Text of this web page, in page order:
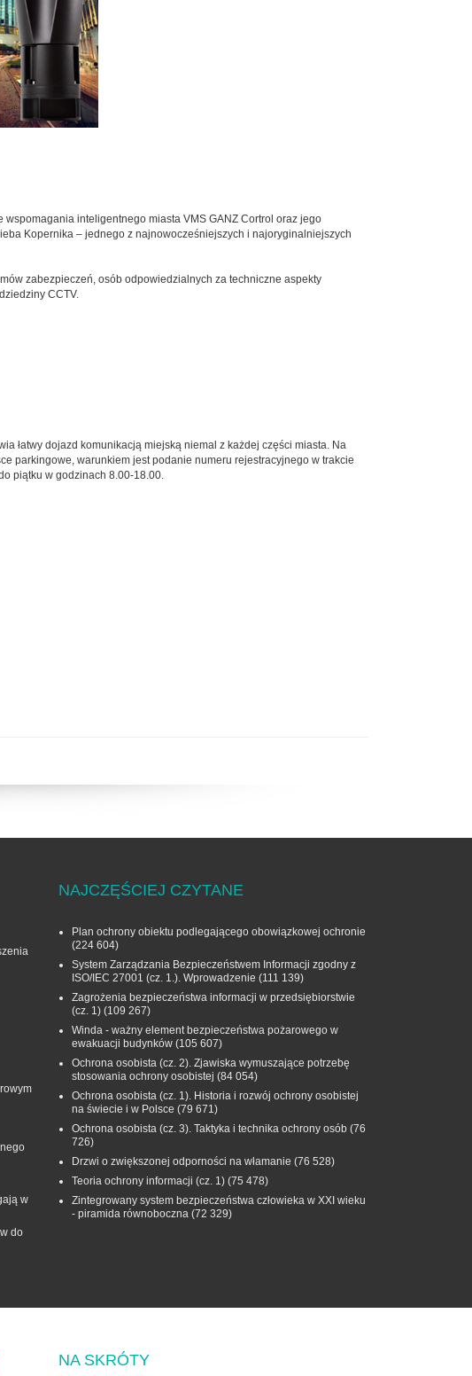
inteligentnego miasta VMS GANZ Cortrol oraz jego
Kopernika – jednego z najnowocześniejszych i najoryginalniejszych
zabezpieczeń, osób odpowiedzialnych za techniczne aspekty
CCTV.
łatwy dojazd komunikacją miejską niemal z każdej części miasta. Na
parkingowe, warunkiem jest podanie numeru rejestracyjnego w trakcie
piątku w godzinach 8.00-18.00.
w
do
NAJCZĘŚCIEJ CZYTANE
Plan ochrony obiektu podlegającego obowiązkowej ochronie
(224 604)
System Zarządzania Bezpieczeństwem Informacji zgodny z
ISO/IEC 27001 (cz. 1.). Wprowadzenie (111 139)
Zagrożenia bezpieczeństwa informacji w przedsiębiorstwie
(cz. 1) (109 267)
Winda - ważny element bezpieczeństwa pożarowego w
ewakuacji budynków (105 607)
Ochrona osobista (cz. 2). Zjawiska wymuszające potrzebę
stosowania ochrony osobistej (84 054)
Ochrona osobista (cz. 1). Historia i rozwój ochrony osobistej
na świecie i w Polsce (79 671)
Ochrona osobista (cz. 3). Taktyka i technika ochrony osób (76
726)
Drzwi o zwiększonej odporności na włamanie (76 528)
Teoria ochrony informacji (cz. 1) (75 478)
Zintegrowany system bezpieczeństwa człowieka w XXI wieku
- piramida równoboczna (72 329)
NA SKRÓTY